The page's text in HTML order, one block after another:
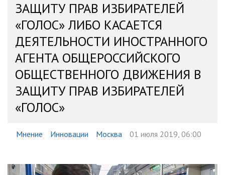
ЗАЩИТУ ПРАВ ИЗБИРАТЕЛЕЙ
«ГОЛОС» ЛИБО КАСАЕТСЯ
ДЕЯТЕЛЬНОСТИ ИНОСТРАННОГО
АГЕНТА ОБЩЕРОССИЙСКОГО
ОБЩЕСТВЕННОГО ДВИЖЕНИЯ В
ЗАЩИТУ ПРАВ ИЗБИРАТЕЛЕЙ
«ГОЛОС»
Мнение Инновации Москва 01 июля 2019, 06:00